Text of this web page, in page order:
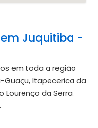
Juquitiba -
em toda a região
Guaçu, Itapecerica da
Lourenço da Serra,